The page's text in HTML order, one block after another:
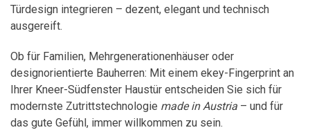
Türdesign integrieren – dezent, elegant und technisch
ausgereift.
Ob für Familien, Mehrgenerationenhäuser oder
designorientierte Bauherren: Mit einem ekey-Fingerprint an
Ihrer Kneer-Südfenster Haustür entscheiden Sie sich für
modernste Zutrittstechnologie made in Austria – und für
das gute Gefühl, immer willkommen zu sein.